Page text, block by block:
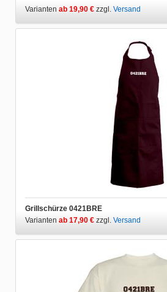
Varianten ab 19,90 € zzgl. Versand
Grillschürze 0421BRE
Varianten ab 17,90 € zzgl. Versand